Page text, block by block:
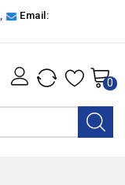
,
Email:
0